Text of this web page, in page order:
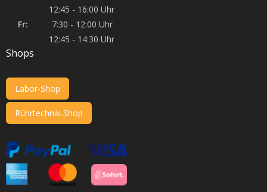
12:45 - 16:00 Uhr
Fr: 7:30 - 12:00 Uhr
12:45 - 14:30 Uhr
Shops
Labor-Shop
Rührtechnik-Shop